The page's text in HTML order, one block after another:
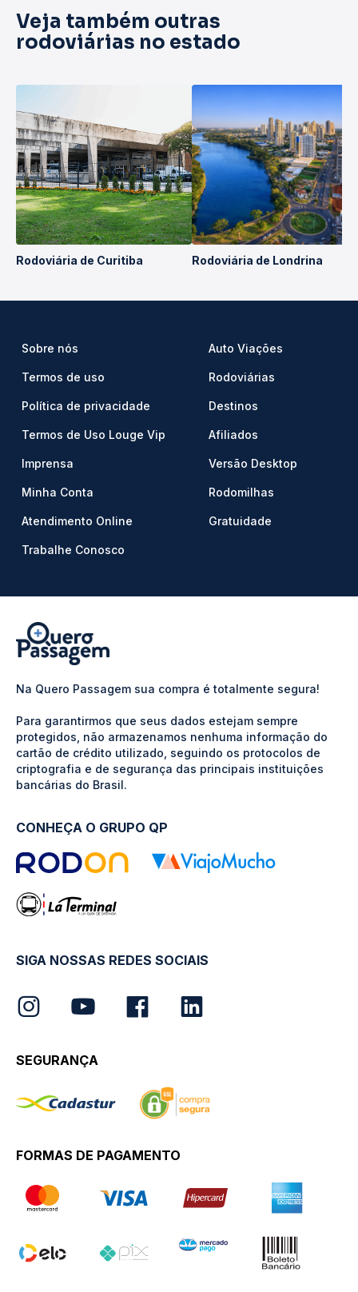
Veja também outras
rodoviárias no estado
Rodoviária de Curitiba Rodoviária de Londrina
Sobre nós
Termos de uso
Política de privacidade
Termos de Uso Louge Vip
Imprensa
Minha Conta
Atendimento Online
Trabalhe Conosco
Auto Viações
Rodoviárias
Destinos
Afiliados
Versão Desktop
Rodomilhas
Gratuidade
Na Quero Passagem sua compra é totalmente segura!
Para garantirmos que seus dados estejam sempre
protegidos, não armazenamos nenhuma informação do
cartão de crédito utilizado, seguindo os protocolos de
criptografia e de segurança das principais instituições
bancárias do Brasil.
CONHEÇA O GRUPO QP
SIGA NOSSAS REDES SOCIAIS
SEGURANÇA
FORMAS DE PAGAMENTO